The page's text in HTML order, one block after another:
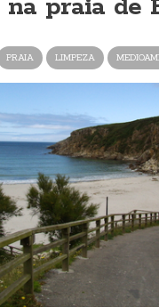
praia de
PRAIA LIMPEZA